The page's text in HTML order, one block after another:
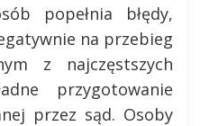
popełnia błędy,
na przebieg
z najczęstszych
przygotowanie
przez sąd. Osoby